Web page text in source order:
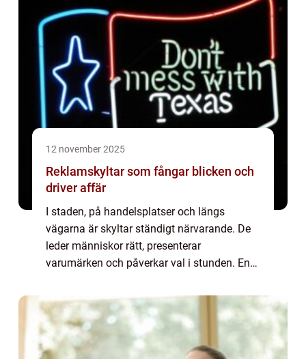
12 november 2025
Reklamskyltar som fångar blicken och
driver affär
I staden, på handelsplatser och längs
vägarna är skyltar ständigt närvarande. De
leder människor rätt, presenterar
varumärken och påverkar val i stunden. En